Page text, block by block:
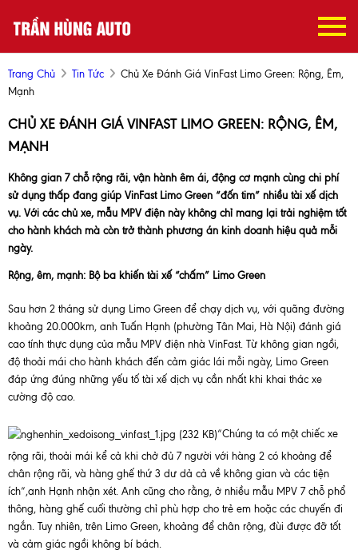
Trang Chủ Tin Tức
Chủ Xe Đánh Giá VinFast Limo Green: Rộng, Êm,
Mạnh
CHỦ XE ĐÁNH GIÁ VINFAST LIMO GREEN: RỘNG, ÊM,
MẠNH
Không gian 7 chỗ rộng rãi, vận hành êm ái, động cơ mạnh cùng chi phí
sử dụng thấp đang giúp VinFast Limo Green “đốn tim” nhiều tài xế dịch
vụ. Với các chủ xe, mẫu MPV điện này không chỉ mang lại trải nghiệm tốt
cho hành khách mà còn trở thành phương án kinh doanh hiệu quả mỗi
ngày.
Rộng, êm, mạnh: Bộ ba khiến tài xế “chấm” Limo Green
Sau hơn 2 tháng sử dụng Limo Green để chạy dịch vụ, với quãng đường
khoảng 20.000km, anh Tuấn Hạnh (phường Tân Mai, Hà Nội) đánh giá
cao tính thực dụng của mẫu MPV điện nhà VinFast. Từ không gian ngồi,
độ thoải mái cho hành khách đến cảm giác lái mỗi ngày, Limo Green
đáp ứng đúng những yếu tố tài xế dịch vụ cần nhất khi khai thác xe
cường độ cao.
“Chúng ta có một chiếc xe
rộng rãi, thoải mái kể cả khi chở đủ 7 người với hàng 2 có khoảng để
chân rộng rãi, và hàng ghế thứ 3 dư dả cả về không gian và các tiện
ích”,anh Hạnh nhận xét. Anh cũng cho rằng, ở nhiều mẫu MPV 7 chỗ phổ
thông, hàng ghế cuối thường chỉ phù hợp cho trẻ em hoặc các chuyến đi
ngắn. Tuy nhiên, trên Limo Green, khoảng để chân rộng, đùi được đỡ tốt
và cảm giác ngồi không bí bách.